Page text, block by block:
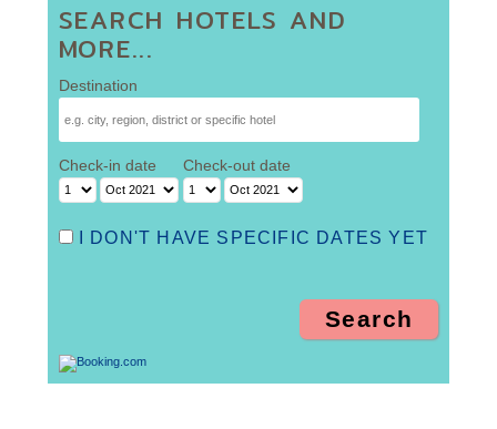
SEARCH HOTELS AND
MORE...
Destination
Check-in date Check-out date
I DON'T HAVE SPECIFIC DATES YET